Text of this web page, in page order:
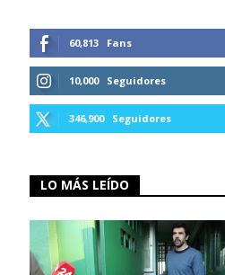
60,813 Fans
10,000 Seguidores
346,900 Seguidores
LO MÁS LEÍDO